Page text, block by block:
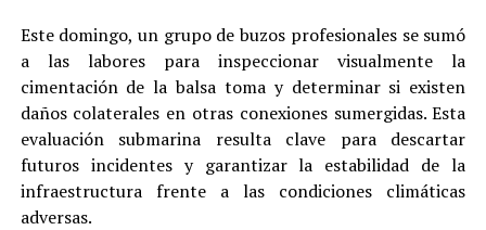
Este domingo, un grupo de buzos profesionales se sumó
a las labores para inspeccionar visualmente la
cimentación de la balsa toma y determinar si existen
daños colaterales en otras conexiones sumergidas. Esta
evaluación submarina resulta clave para descartar
futuros incidentes y garantizar la estabilidad de la
infraestructura frente a las condiciones climáticas
adversas.